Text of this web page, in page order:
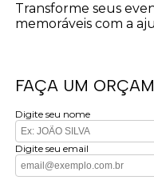
Transforme seus
memoráveis com a
FAÇA UM
Digite seu nome
Digite seu email